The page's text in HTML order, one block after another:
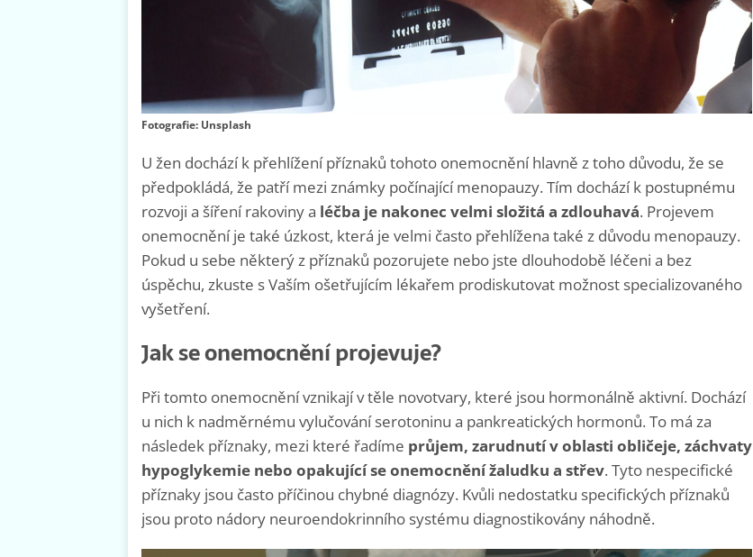
Fotografie: Unsplash
U žen dochází k přehlížení příznaků tohoto onemocnění hlavně z toho důvodu, že se
předpokládá, že patří mezi známky počínající menopauzy. Tím dochází k postupnému
rozvoji a šíření rakovinya léčba je nakonec velmi složitá a zdlouhavá. Projevem
onemocnění je také úzkost, která je velmi často přehlížena také z důvodu menopauzy.
Pokud u sebe některý z příznaků pozorujete nebo jste dlouhodobě léčeni a bez
úspěchu, zkuste s Vaším ošetřujícím lékařem prodiskutovat možnost specializovaného
vyšetření.
Jak se onemocnění projevuje?
Při tomto onemocnění vznikají v těle novotvary, které jsou hormonálně aktivní. Dochází
u nich k nadměrnému vylučování serotoninu a pankreatických hormonů. To má za
následek příznaky, mezi které řadíme průjem, zarudnutí v oblasti obličeje, záchvaty
hypoglykemie nebo opakující se onemocnění žaludku a střev. Tyto nespecifické
příznaky jsou často příčinou chybné diagnózy. Kvůli nedostatku specifických příznaků
jsou proto nádory neuroendokrinního systému diagnostikovány náhodně.